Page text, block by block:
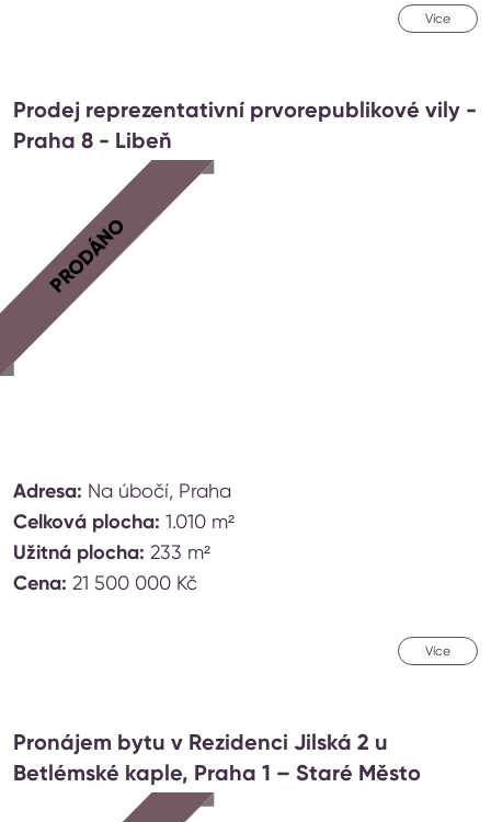
Více
Prodej reprezentativní prvorepublikové vily -
Praha 8 - Libeň
PRODÁNO
Adresa: Na úbočí, Praha
Celková plocha: 1.010 m²
Užitná plocha: 233 m²
Cena: 21 500 000 Kč
Více
Pronájem bytu v Rezidenci Jilská 2 u
Betlémské kaple, Praha 1 – Staré Město